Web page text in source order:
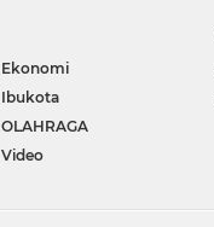
Ekonomi
Ibukota
OLAHRAGA
Video